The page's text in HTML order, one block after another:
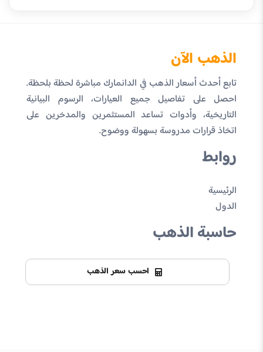
الذهب الآن
تابع أحدث أسعار الذهب في الدانمارك مباشرة لحظة بلحظة.
احصل على تفاصيل جميع العيارات، الرسوم البيانية
التاريخية، وأدوات تساعد المستثمرين والمدخرين على
اتخاذ قرارات مدروسة بسهولة ووضوح.
روابط
الرئيسية
الدول
حاسبة الذهب
احسب سعر الذهب